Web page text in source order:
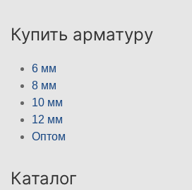
Купить арматуру
6 мм
8 мм
10 мм
12 мм
Оптом
Каталог